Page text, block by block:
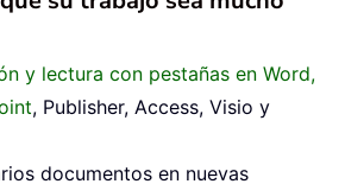
y lectura con pestañas en Word,
, Publisher, Access, Visio y
documentos en nuevas